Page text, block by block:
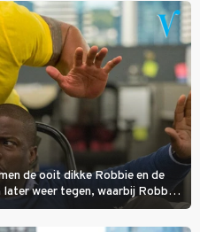
de ooit dikke Robbie en de
weer tegen, waarbij Robbie,
voor de CIA, Calvins hulp